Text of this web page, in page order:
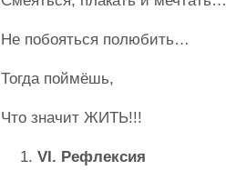
Не побояться полюбить…
Тогда поймёшь,
Что значит ЖИТЬ!!!
VI. Рефлексия